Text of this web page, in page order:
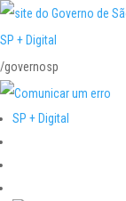
SP + Digital
/governosp
SP + Digital